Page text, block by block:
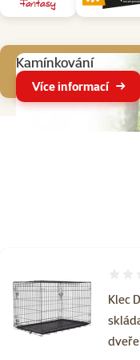
Kamínkování
Více informací
Produkty v kategorii
Klec
dveře